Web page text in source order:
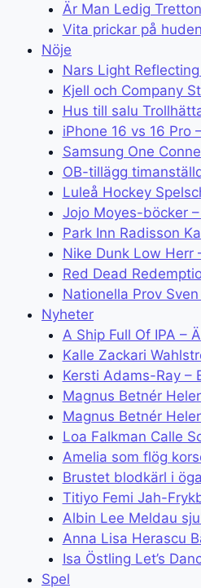
Är Man Ledig
Vita prickar på
Nöje
Nars Light
Kjell och Company
Hus till salu
iPhone 16 vs 16 Pro
Samsung One
OB-tillägg
Luleå Hockey
Jojo Moyes-böcker
Park Inn Radisson
Nike Dunk Low Herr
Red Dead
Nationella Prov
Nyheter
A Ship Full Of IPA –
Kalle Zackari
Kersti Adams-Ray –
Magnus Betnér
Magnus Betnér
Loa Falkman Calle
Amelia som flög
Brustet blodkärl i
Titiyo Femi Jah-
Albin Lee Meldau
Anna Lisa Herascu
Isa Östling Let’s
Spel